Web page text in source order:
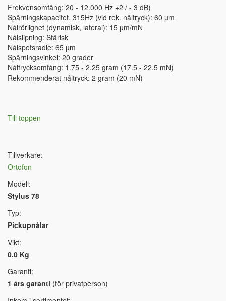
Frekvensomfång: 20 - 12.000 Hz +2 / - 3 dB)
Spårningskapacitet, 315Hz (vid rek. nåltryck): 60 µm
Nålrörlighet (dynamisk, lateral): 15 µm/mN
Nålslipning: Sfärisk
Nålspetsradie: 65 µm
Spårningsvinkel: 20 grader
Nåltrycksomfång: 1.75 - 2.25 gram (17.5 - 22.5 mN)
Rekommenderat nåltryck: 2 gram (20 mN)
Till toppen
Tillverkare:
Ortofon
Modell:
Stylus 78
Typ:
Pickupnålar
Vikt:
0.0 Kg
Garanti:
1 års garanti (för privatperson)